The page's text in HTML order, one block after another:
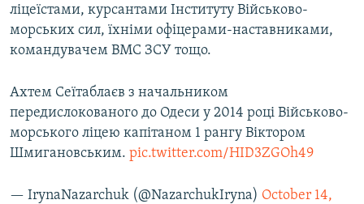
ліцеїстами, курсантами Інституту Військово-
морських сил, їхніми офіцерами-наставниками,
командувачем ВМС ЗСУ тощо.
Ахтем Сеїтаблаєв з начальником
передислокованого до Одеси у 2014 році Військово-
морського ліцею капітаном 1 рангу Віктором
Шмигановським. pic.twitter.com/HID3ZGOh49
— IrynaNazarchuk (@NazarchukIryna) October 14,